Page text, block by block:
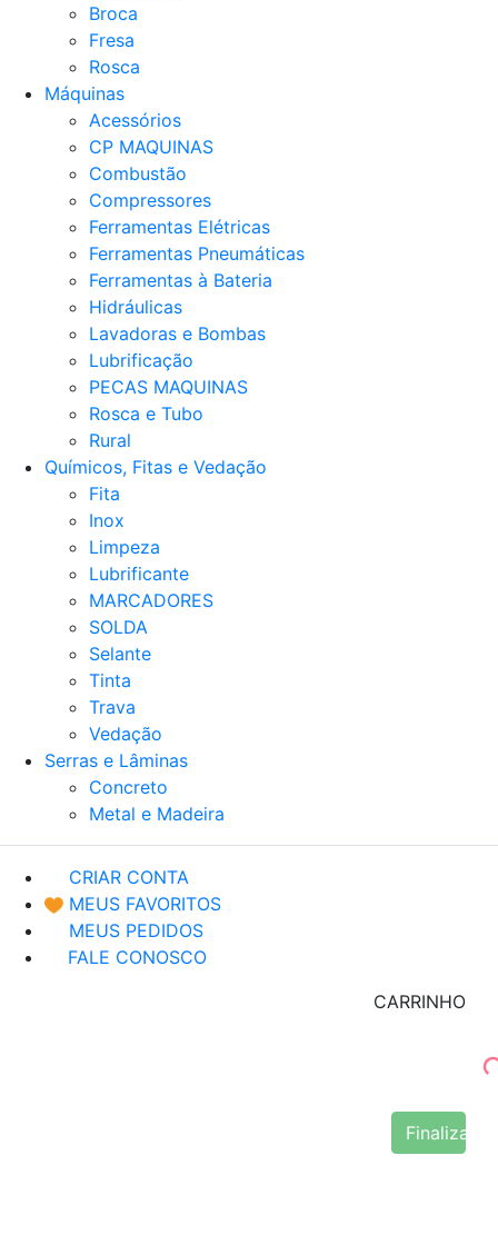
Broca
Fresa
Rosca
Máquinas
Acessórios
CP MAQUINAS
Combustão
Compressores
Ferramentas Elétricas
Ferramentas Pneumáticas
Ferramentas à Bateria
Hidráulicas
Lavadoras e Bombas
Lubrificação
PECAS MAQUINAS
Rosca e Tubo
Rural
Químicos, Fitas e Vedação
Fita
Inox
Limpeza
Lubrificante
MARCADORES
SOLDA
Selante
Tinta
Trava
Vedação
Serras e Lâminas
Concreto
Metal e Madeira
CRIAR CONTA
MEUS FAVORITOS
MEUS PEDIDOS
FALE CONOSCO
CARRINHO
Finalizar